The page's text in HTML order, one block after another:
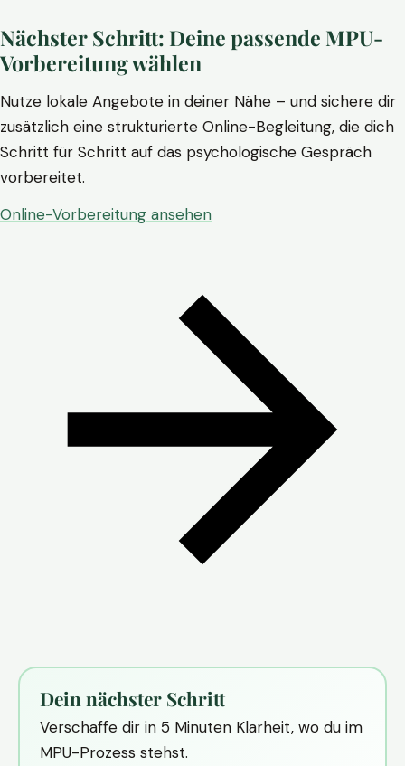
Nächster Schritt: Deine passende MPU-
Vorbereitung wählen
Nutze lokale Angebote in deiner Nähe – und sichere dir
zusätzlich eine strukturierte Online-Begleitung, die dich
Schritt für Schritt auf das psychologische Gespräch
vorbereitet.
Online-Vorbereitung ansehen
Dein nächster Schritt
Verschaffe dir in 5 Minuten Klarheit, wo du im
MPU-Prozess stehst.